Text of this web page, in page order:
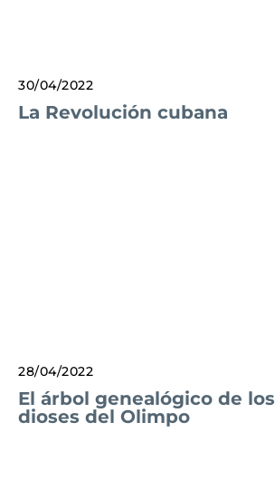
30/04/2022
La Revolución cubana
28/04/2022
El árbol genealógico de los
dioses del Olimpo